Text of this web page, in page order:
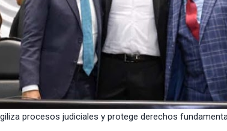
procesos judiciales y protege derechos